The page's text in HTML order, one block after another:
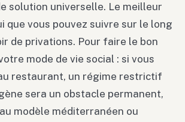
solution universelle. Le meilleur
que vous pouvez suivre sur le long
de privations. Pour faire le bon
mode de vie social : si vous
restaurant, un régime restrictif
sera un obstacle permanent,
modèle méditerranéen ou